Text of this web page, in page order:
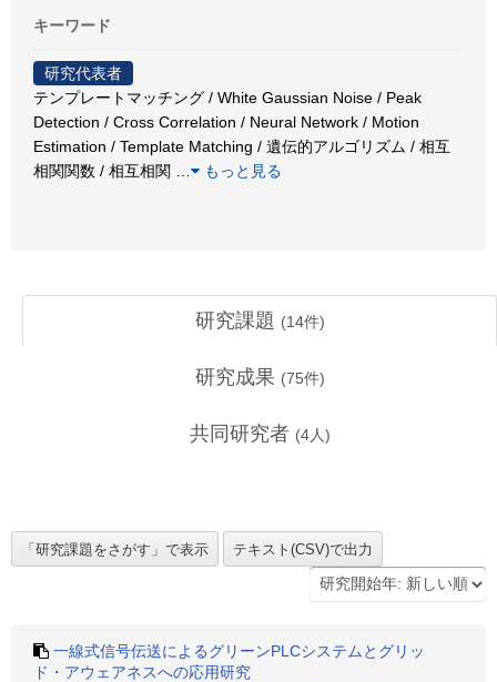
キーワード
研究代表者
テンプレートマッチング / White Gaussian Noise / Peak
Detection / Cross Correlation / Neural Network / Motion
Estimation / Template Matching / 遺伝的アルゴリズム / 相互
相関関数 / 相互相関
もっと見る
研究課題 (14件)
研究成果 (75件)
共同研究者 (4人)
一線式信号伝送によるグリーンPLCシステムとグリッ
ド・アウェアネスへの応用研究